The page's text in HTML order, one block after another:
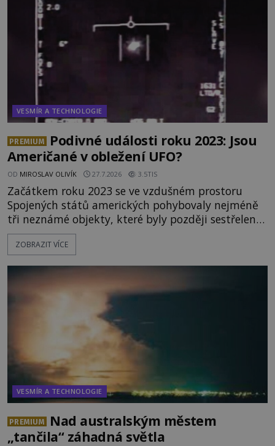
připomínající lidskou tvář. NASA (Národní úřad
VESMÍR A TECHNOLOGIE
PREMIUM
Podivné události roku 2023: Jsou
Američané v obležení UFO?
OD MIROSLAV OLIVÍK 27.7.2026 3.5TIS
Začátkem roku 2023 se ve vzdušném prostoru
Spojených států amerických pohybovaly nejméně
tři neznámé objekty, které byly později sestřeleny.
Do dnešních dnů nebyly trosky těchto létajících
těles objeveny. Je možné, že šlo o nějaké nové
mimozemského původu? Dne 4. února roku 2023
vydává
ZOBRAZIT VÍCE
VESMÍR A TECHNOLOGIE
PREMIUM
Nad australským městem
„tančila“ záhadná světla